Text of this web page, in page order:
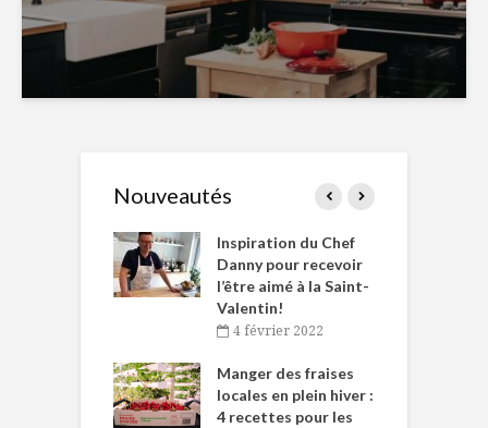
Nouveautés
Inspiration du Chef
Danny pour recevoir
l’être aimé à la Saint-
Valentin!
4 février 2022
Manger des fraises
locales en plein hiver :
4 recettes pour les